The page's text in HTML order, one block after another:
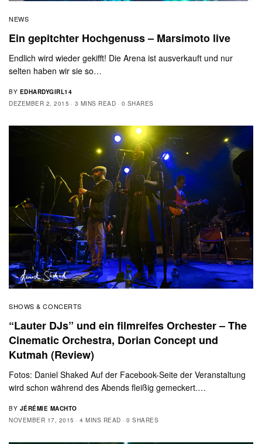
NEWS
Ein gepitchter Hochgenuss – Marsimoto live
Endlich wird wieder gekifft! Die Arena ist ausverkauft und nur
selten haben wir sie so…
BY EDHARDYGIRL14
DEZEMBER 2, 2015
3 MINS READ 0 SHARES
SHOWS & CONCERTS
“Lauter DJs” und ein filmreifes Orchester – The
Cinematic Orchestra, Dorian Concept und
Kutmah (Review)
Fotos: Daniel Shaked Auf der Facebook-Seite der Veranstaltung
wird schon während des Abends fleißig gemeckert.…
BY JÉRÉMIE MACHTO
NOVEMBER 17, 2015
4 MINS READ 0 SHARES